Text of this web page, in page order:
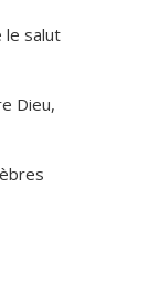
le salut
Dieu,